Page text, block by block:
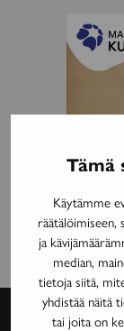
Tämä
Käytämme
räätälöimiseen,
ja
median,
tietoja siitä,
yhdistää näitä
tai joita on